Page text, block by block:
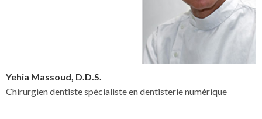
Yehia Massoud, D.D.S.
Chirurgien dentiste spécialiste en dentisterie numérique